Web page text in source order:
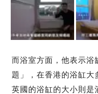
而浴室方面，他表示浴
題」，在香港的浴缸大
英國的浴缸的大小則是